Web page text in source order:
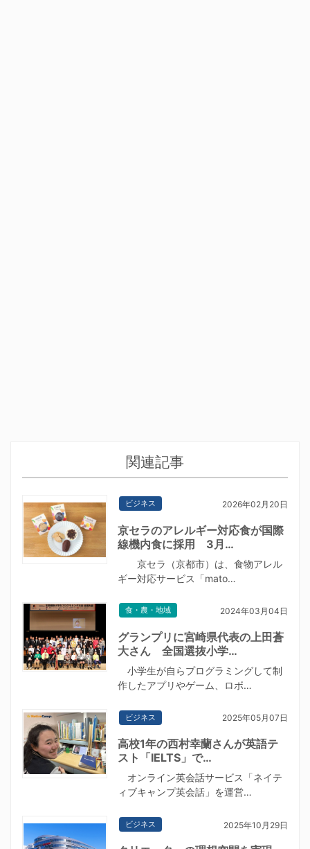
関連記事
ビジネス 2026年02月20日
京セラのアレルギー対応食が国際
線機内食に採用 3月…
京セラ（京都市）は、食物アレル
ギー対応サービス「mato…
食・農・地域 2024年03月04日
グランプリに宮崎県代表の上田蒼
大さん 全国選抜小学…
小学生が自らプログラミングして制
作したアプリやゲーム、ロボ…
ビジネス 2025年05月07日
高校1年の西村幸蘭さんが英語テ
スト「IELTS」で…
オンライン英会話サービス「ネイテ
ィブキャンプ英会話」を運営…
ビジネス 2025年10月29日